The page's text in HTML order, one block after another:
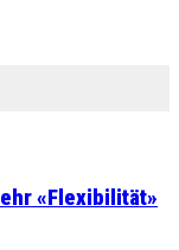
«Flexibilität»